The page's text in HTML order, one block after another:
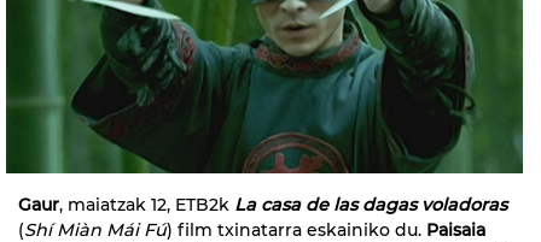
Gaur, maiatzak 12, ETB2k La casa de las dagas voladoras
(Shí Miàn Mái Fú) film txinatarra eskainiko du. Paisaia